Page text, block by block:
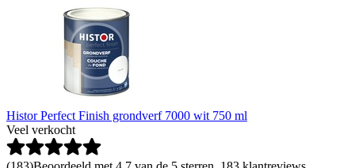
Histor Perfect Finish grondverf 7000 wit 750 ml
Veel verkocht